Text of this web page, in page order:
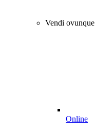
Vendi ovunque
Online